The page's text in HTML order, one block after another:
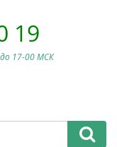
19
17-00 МСК